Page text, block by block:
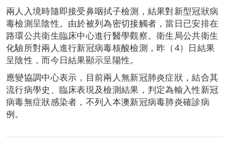
兩人入境時隨即接受鼻咽拭子檢測，結果對新型冠狀病
毒檢測呈陰性。由於被列為密切接觸者，當日已安排在
路環公共衛生臨床中心進行醫學觀察。衛生局公共衛生
化驗所對兩人進行新冠病毒核酸檢測，昨（4）日結果
呈陰性，而今日結果顯示呈陽性。
應變協調中心表示，目前兩人無新冠肺炎症狀，結合其
流行病學史、臨床表現及檢測結果，判定為輸入性新冠
病毒無症狀感染者，不列入本澳新冠病毒肺炎確診病
例。